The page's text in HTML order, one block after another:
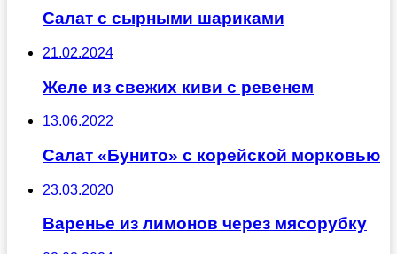
Салат с сырными шариками
21.02.2024
Желе из свежих киви с ревенем
13.06.2022
Салат «Бунито» с корейской морковью
23.03.2020
Варенье из лимонов через мясорубку